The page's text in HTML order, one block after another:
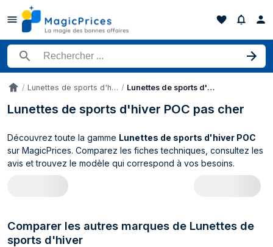
Rechercher un produit
Accueil Lunettes de sports d'hiver Lunettes de sports d'hiver POC
Lunettes de sports d'hiver POC pas cher
Découvrez toute la gamme Lunettes de sports d'hiver POC
sur MagicPrices. Comparez les fiches techniques, consultez les
avis et trouvez le modèle qui correspond à vos besoins.
Catalogue POC Lunettes de sports
Comparer les autres marques de Lunettes de
sports d'hiver